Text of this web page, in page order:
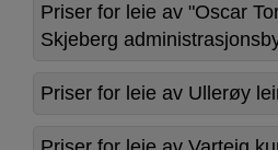
Priser for leie av "Oscar
Skjeberg
Priser for leie av Ullerøy